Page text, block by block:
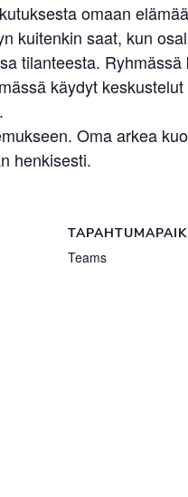
omaan
kuitenkin saat, kun
tilanteesta.
käydyt
Oma arkea
henkisesti.
Teams